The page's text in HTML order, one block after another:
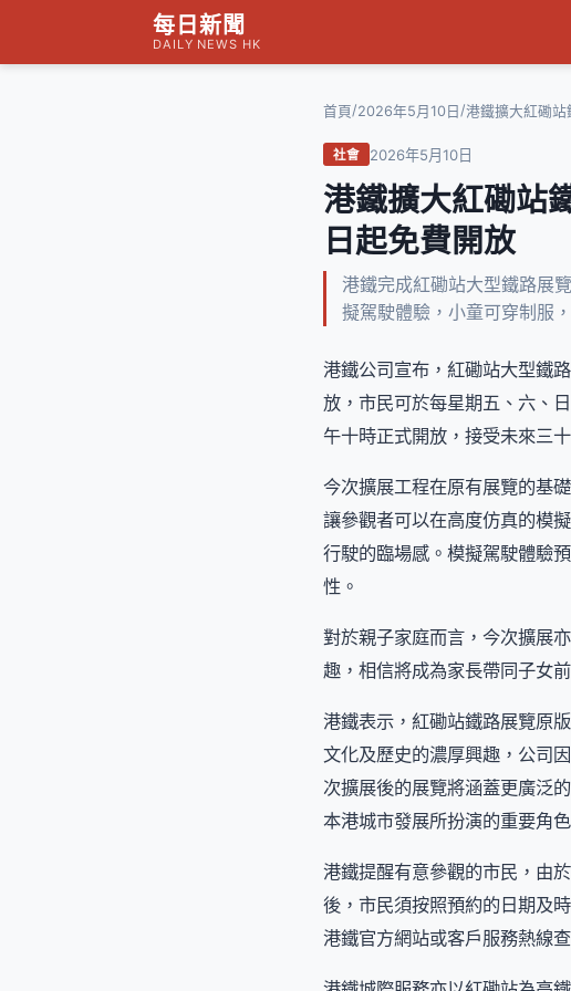
每日新聞
DAILY NEWS HK
首頁/2026年5月10日 /港鐵擴大紅磡
社會 2026年5月10日
港鐵擴大紅磡
日起免費開放
港鐵完成紅磡站大型鐵路展
擬駕駛體驗，小童可穿制服
港鐵公司宣布，紅磡站大型鐵
放，市民可於每星期五、六、
午十時正式開放，接受未來三
今次擴展工程在原有展覽的基
讓參觀者可以在高度仿真的模
行駛的臨場感。模擬駕駛體驗
性。
對於親子家庭而言，今次擴展
趣，相信將成為家長帶同子女
港鐵表示，紅磡站鐵路展覽原
文化及歷史的濃厚興趣，公司
次擴展後的展覽將涵蓋更廣泛
本港城市發展所扮演的重要角色
港鐵提醒有意參觀的市民，由
後，市民須按照預約的日期及
港鐵官方網站或客戶服務熱線